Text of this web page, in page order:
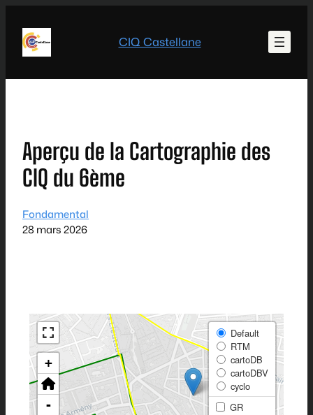
contenu
CIQ Castellane
Aperçu de la Cartographie des
CIQ du 6ème
Fondamental
28 mars 2026
+
-
Default
RTM
cartoDB
cartoDBV
cyclo
GR